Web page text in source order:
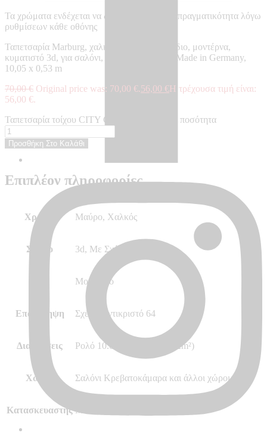
Τα χρώματα ενδέχεται να διαφέρουν από την πραγματικότητα λόγω
ρυθμίσεων κάθε οθόνης
Ταπετσαρία Marburg, χαλκός, μαύρη, με σχέδιο, μοντέρνα,
κυματιστό 3d, για σαλόνι, κρεβατοκάμαρα – Made in Germany,
10,05 x 0,53 m
70,00€ Original price was: 70,00 €.56,00 €Η τρέχουσα τιμή είναι:
56,00 €.
Ταπετσαρία τοίχου CITY GLOW - CG34263 ποσότητα
Προσθήκη Στο Καλάθι
Επιπλέον πληροφορίες
Χρώμα Μαύρο, Χαλκός
Σχέδιο 3d, Με Σχέδιο
Μοντέρνο
Επανάληψη Σχέδιο αντικριστό 64
Διαστάσεις Ρολό 10.05m x 0.53m (5.32m²)
Χώρος Σαλόνι Κρεβατοκάμαρα και άλλοι χώροι
Κατασκευαστής Marburg – Made in Germany